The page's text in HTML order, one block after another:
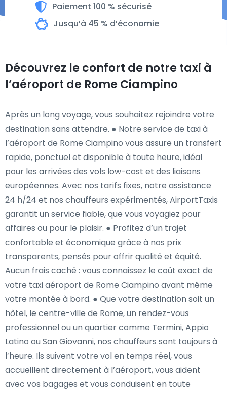
Paiement 100 % sécurisé
Jusqu’à 45 % d’économie
Découvrez le confort de notre taxi à
l’aéroport de Rome Ciampino
Après un long voyage, vous souhaitez rejoindre votre
destination sans attendre. ● Notre service de taxi à
l’aéroport de Rome Ciampino vous assure un transfert
rapide, ponctuel et disponible à toute heure, idéal
pour les arrivées des vols low-cost et des liaisons
européennes. Avec nos tarifs fixes, notre assistance
24 h/24 et nos chauffeurs expérimentés, AirportTaxis
garantit un service fiable, que vous voyagiez pour
affaires ou pour le plaisir. ● Profitez d’un trajet
confortable et économique grâce à nos prix
transparents, pensés pour offrir qualité et équité.
Aucun frais caché : vous connaissez le coût exact de
votre taxi aéroport de Rome Ciampino avant même
votre montée à bord. ● Que votre destination soit un
hôtel, le centre-ville de Rome, un rendez-vous
professionnel ou un quartier comme Termini, Appio
Latino ou San Giovanni, nos chauffeurs sont toujours à
l’heure. Ils suivent votre vol en temps réel, vous
accueillent directement à l’aéroport, vous aident
avec vos bagages et vous conduisent en toute